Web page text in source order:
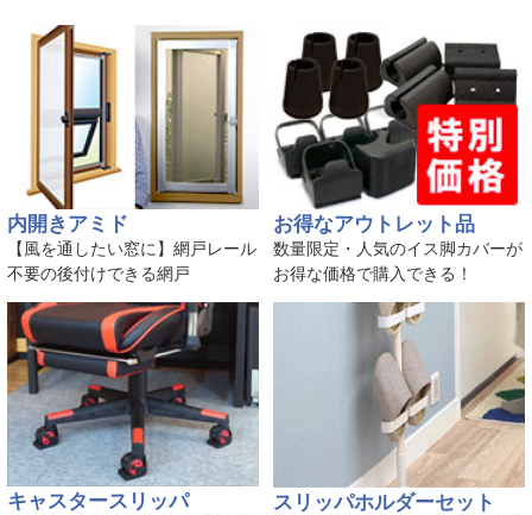
内開きアミド
【風を通したい窓に】網戸レール
不要の後付けできる網戸
お得なアウトレット品
数量限定・人気のイス脚カバーが
お得な価格で購入できる！
キャスタースリッパ スリッパホルダーセット